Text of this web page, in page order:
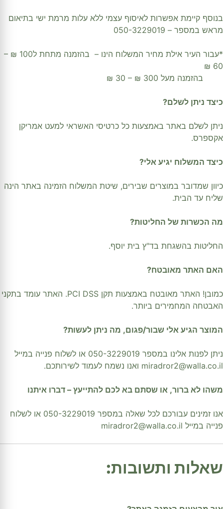
בנוסף קיימת אפשרות לאיסוף עצמי ללא עלות מרמת ישי בתיאום
מראש במספר – 050-3229019
*עבור העיר אילת מחיר המשלוח הינו – בהזמנה מתחת ל100 ₪ –
60 ₪
בהזמנה מעל 300 ₪ – 30 ₪
כיצד ניתן לשלם?
ניתן לשלם באתר באמצעות כל כרטיסי האשראי למעט אמריקן
אקספרס.
כיצד המשלוח יגיע אלי?
כיוון שמדובר במוצרים שבירים, שיטת המשלוח הזמינה באתר הינה
שליח עד הבית.
מה הכשרות של החליטות?
החליטות בהשגחת בד"ץ בית יוסף.
האם האתר מאובטח?
כמובן! האתר מאובטח באמצעות תקן PCI DSS. האתר עומד בתקני
האבטחה המחמירים ביותר.
המוצר הגיע אלי שבור/פגום, מה ניתן לעשות?
ניתן לפנות אלינו במספר 050-3229019 או לשלוח פנייה במייל
miradror2@walla.co.il ואנו נשמח לעמוד לשירותכם.
משהו לא ברור, או שסתם בא לכם להתייעץ – דברו איתנו
אנו זמינים עבורכם לכל שאלה במספר 050-3229019 או לשלוח
פנייה במייל miradror2@walla.co.il
שאלות ותשובות: